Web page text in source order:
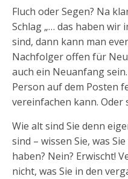
Fluch oder Segen? Na
Schlag „… das haben wir
sind, dann kann man
Nachfolger offen für
auch ein Neuanfang
Person auf dem Posten
vereinfachen kann. Oder
Wie alt sind Sie denn
sind – wissen Sie, was
haben? Nein? Erwischt!
nicht, was Sie in den